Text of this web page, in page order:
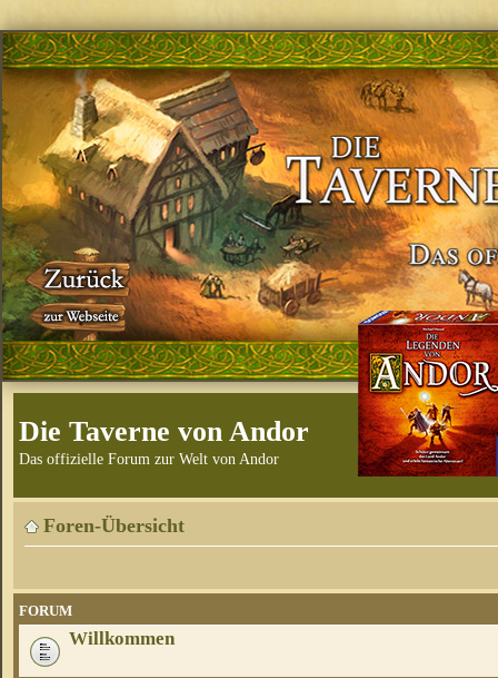
Die Taverne von Andor
Das offizielle Forum zur Welt von Andor
Foren-Übersicht
FORUM
Willkommen